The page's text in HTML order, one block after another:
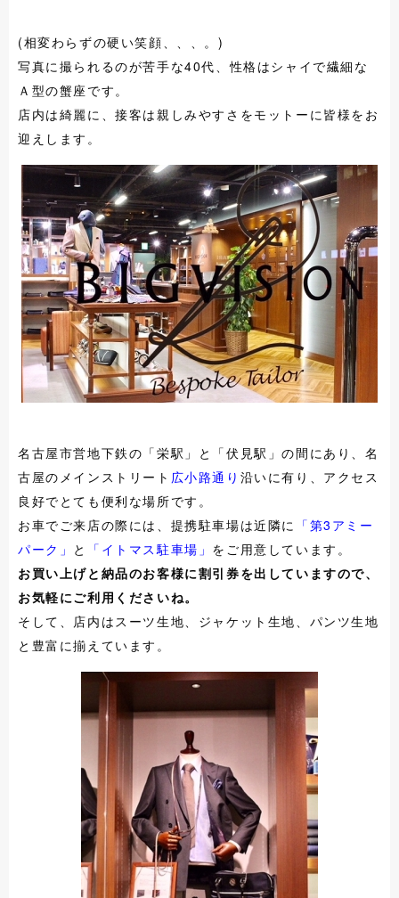
(相変わらずの硬い笑顔、、、。)
写真に撮られるのが苦手な40代、性格はシャイで繊細な
Ａ型の蟹座です。
店内は綺麗に、接客は親しみやすさをモットーに皆様をお
迎えします。
名古屋市営地下鉄の「栄駅」と「伏見駅」の間にあり、名
古屋のメインストリート 広小路通り 沿いに有り、アクセス
良好でとても便利な場所です。
お車でご来店の際には、提携駐車場は近隣に 「第3アミー
パーク」 と 「イトマス駐車場」 をご用意しています。
お買い上げと納品のお客様に割引券を出していますので、
お気軽にご利用くださいね。
そして、店内はスーツ生地、ジャケット生地、パンツ生地
と豊富に揃えています。